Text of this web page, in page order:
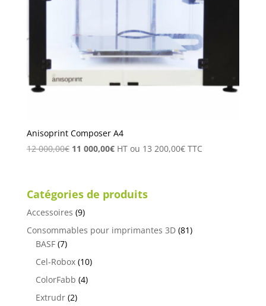
Anisoprint Composer A4
12 000,00€ Le
était :
000,00€.
11 000,00€Le
est :
HT ou 13 200,00€TTC
Catégories de produits
Accessoires (9)
Consommables pour imprimantes 3D (81)
BASF (7)
Cel-Robox (10)
ColorFabb (4)
Extrudr (2)